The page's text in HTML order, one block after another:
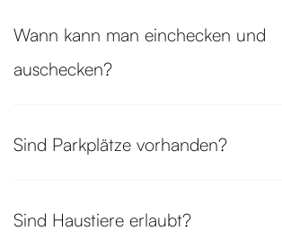
Wann kann man einchecken und
auschecken?
Sind Parkplätze vorhanden?
Sind Haustiere erlaubt?